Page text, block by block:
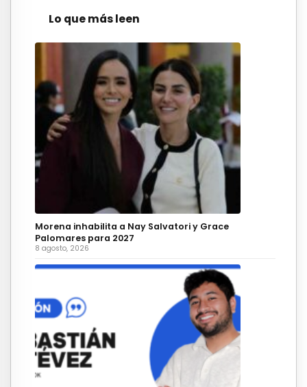
Lo que más leen
Morena inhabilita a Nay Salvatori y Grace
Palomares para 2027
8 agosto, 2026